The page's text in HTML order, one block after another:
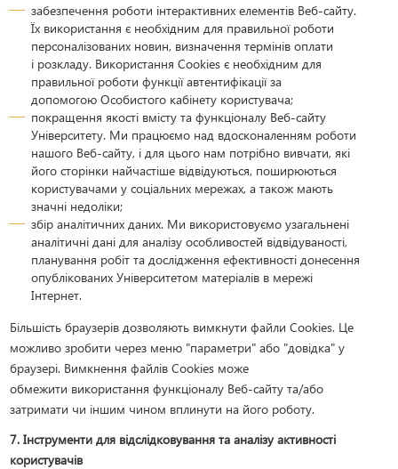
забезпечення роботи інтерактивних елементів Веб-сайту.
Їх використання є необхідним для правильної роботи
персоналізованих новин, визначення термінів оплати
і розкладу. Використання Cookies є необхідним для
правильної роботи функції автентифікації за
допомогою Особистого кабінету користувача;
покращення якості вмісту та функціоналу Веб-сайту
Університету. Ми працюємо над вдосконаленням роботи
нашого Веб-сайту, і для цього нам потрібно вивчати, які
його сторінки найчастіше відвідуються, поширюються
користувачами у соціальних мережах, а також мають
значні недоліки;
збір аналітичних даних. Ми використовуємо узагальнені
аналітичні дані для аналізу особливостей відвідуваності,
планування робіт та дослідження ефективності донесення
опублікованих Університетом матеріалів в мережі
Інтернет.
Більшість браузерів дозволяють вимкнути файли Cookies. Це
можливо зробити через меню "параметри" або "довідка" у
браузері. Вимкнення файлів Cookies може
обмежити використання функціоналу Веб-сайту та/або
затримати чи іншим чином вплинути на його роботу.
7. Інструменти для відслідковування та аналізу активності
користувачів